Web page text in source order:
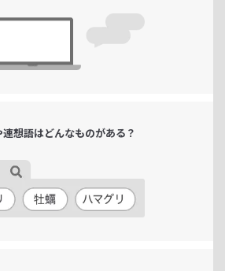
想語はどんなものがある？